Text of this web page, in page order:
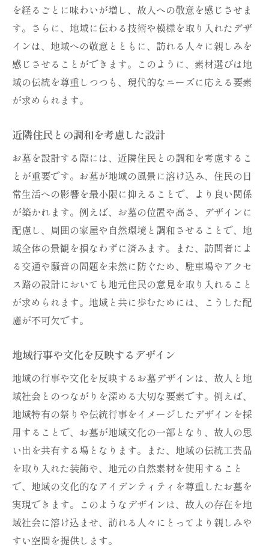
を経るごとに味わいが増し、故人への敬意を感じさせま
す。さらに、地域に伝わる技術や模様を取り入れたデザ
インは、地域への敬意とともに、訪れる人々に親しみを
感じさせることができます。このように、素材選びは地
域の伝統を尊重しつつも、現代的なニーズに応える要素
が求められます。
近隣住民との調和を考慮した設計
お墓を設計する際には、近隣住民との調和を考慮するこ
とが重要です。お墓が地域の風景に溶け込み、住民の日
常生活への影響を最小限に抑えることで、より良い関係
が築かれます。例えば、お墓の位置や高さ、デザインに
配慮し、周囲の家屋や自然環境と調和させることで、地
域全体の景観を損なわずに済みます。また、訪問者によ
る交通や騒音の問題を未然に防ぐため、駐車場やアクセ
ス路の設計においても地元住民の意見を取り入れること
が求められます。地域と共に歩むためには、こうした配
慮が不可欠です。
地域行事や文化を反映するデザイン
地域の行事や文化を反映するお墓デザインは、故人と地
域社会とのつながりを深める大切な要素です。例えば、
地域特有の祭りや伝統行事をイメージしたデザインを採
用することで、お墓が地域文化の一部となり、故人の思
い出を共有する場となります。また、地域の伝統工芸品
を取り入れた装飾や、地元の自然素材を使用すること
で、地域の文化的なアイデンティティを尊重したお墓を
実現できます。このようなデザインは、故人の存在を地
域社会に溶け込ませ、訪れる人々にとってより親しみや
すい空間を提供します。